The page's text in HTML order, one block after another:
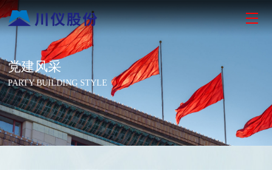
党建风采
PARTY BUILDING STYLE